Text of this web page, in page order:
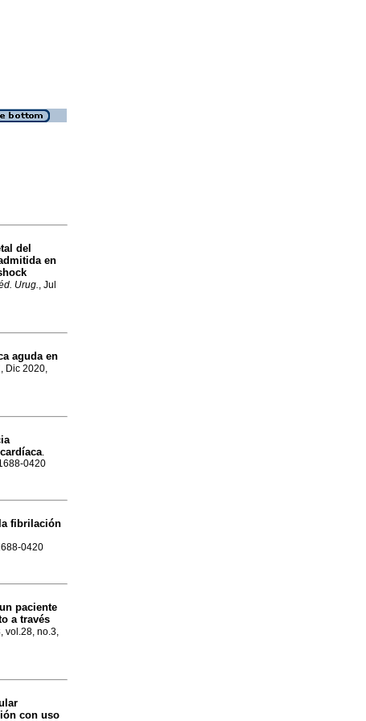
del
en
Urug., Jul
aguda en
, Dic 2020,
.
0420
fibrilación
0420
paciente
a través
vol.28, no.3,
con uso